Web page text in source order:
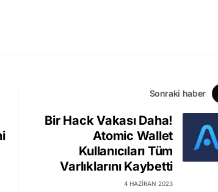
Sonraki haber
Bir Hack Vakası Daha!
Atomic Wallet
Kullanıcıları Tüm
Varlıklarını Kaybetti
4 HAZIRAN 2023